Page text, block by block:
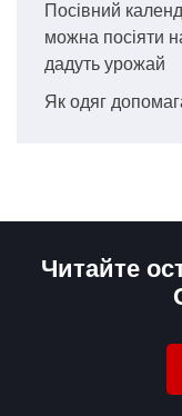
Посівний
можна посіяти
дадуть урожай
Як одяг
Читайте